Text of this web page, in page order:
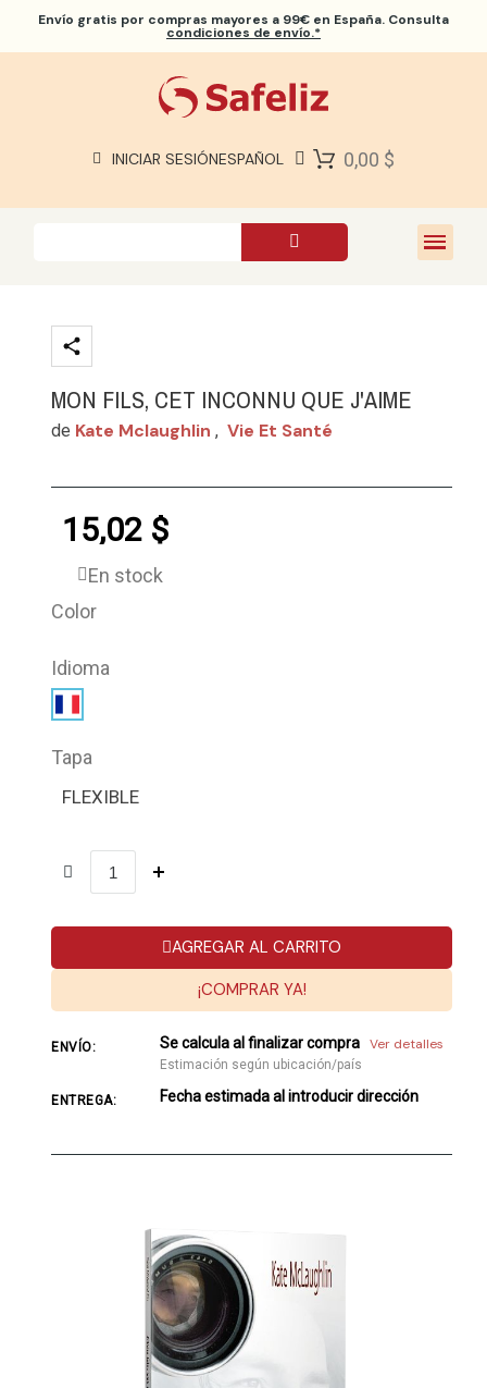
Envío gratis por compras mayores a 99€ en España. Consulta
condiciones de envío.*
INICIAR SESIÓNESPAÑOL 0,00 $
MON FILS, CET INCONNU QUE J'AIME
de Kate Mclaughlin , Vie Et Santé
15,02 $
En stock
Color
Idioma
Tapa
FLEXIBLE
AGREGAR AL CARRITO
¡COMPRAR YA!
ENVÍO: Se calcula al finalizar compra Ver detalles
Estimación según ubicación/país
ENTREGA: Fecha estimada al introducir dirección